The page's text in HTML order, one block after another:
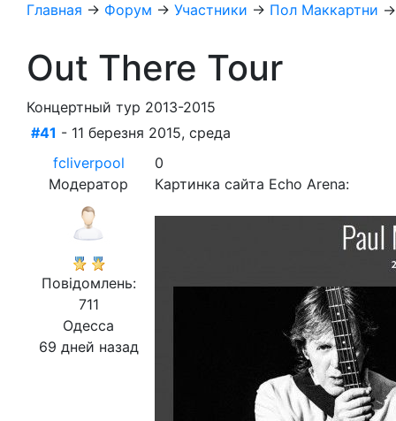
Главная → Форум → Участники → Пол Маккартни
Out There Tour
Концертный тур 2013-2015
#41 - 11 березня 2015, среда
fcliverpool
Модератор
Повідомлень:
711
Одесса
69 дней назад
0
Картинка сайта Echo Arena: